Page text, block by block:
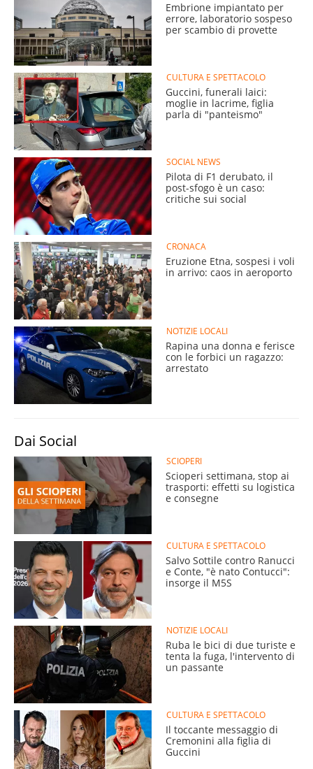
Embrione impiantato per
errore, laboratorio sospeso
per scambio di provette
CULTURA E SPETTACOLO
Guccini, funerali laici:
moglie in lacrime, figlia
parla di "panteismo"
SOCIAL NEWS
Pilota di F1 derubato, il
post-sfogo è un caso:
critiche sui social
CRONACA
Eruzione Etna, sospesi i voli
in arrivo: caos in aeroporto
NOTIZIE LOCALI
Rapina una donna e ferisce
con le forbici un ragazzo:
arrestato
Dai Social
SCIOPERI
Scioperi settimana, stop ai
trasporti: effetti su logistica
e consegne
CULTURA E SPETTACOLO
Salvo Sottile contro Ranucci
e Conte, "è nato Contucci":
insorge il M5S
NOTIZIE LOCALI
Ruba le bici di due turiste e
tenta la fuga, l'intervento di
un passante
CULTURA E SPETTACOLO
Il toccante messaggio di
Cremonini alla figlia di
Guccini